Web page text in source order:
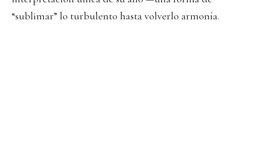
“sublimar” lo turbulento hasta volverlo armonía.